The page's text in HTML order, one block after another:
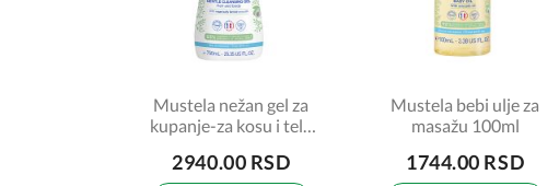
Mustela nežan gel za
kupanje-za kosu i telo
2940.00 RSD
Mustela bebi ulje za
masažu 100ml
1744.00 RSD